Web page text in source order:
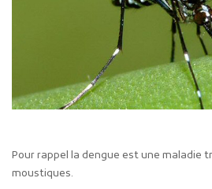
Pour rappel la dengue est une maladie
moustiques.